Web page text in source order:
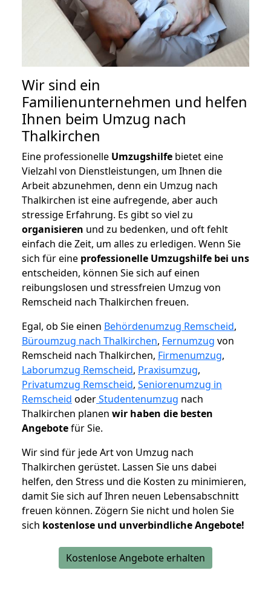
Wir sind ein
Familienunternehmen und helfen
Ihnen beim Umzug nach
Thalkirchen
Eine professionelle Umzugshilfe bietet eine
Vielzahl von Dienstleistungen, um Ihnen die
Arbeit abzunehmen, denn ein Umzug nach
Thalkirchen ist eine aufregende, aber auch
stressige Erfahrung. Es gibt so viel zu
organisieren und zu bedenken, und oft fehlt
einfach die Zeit, um alles zu erledigen. Wenn Sie
sich für eine professionelle Umzugshilfe bei uns
entscheiden, können Sie sich auf einen
reibungslosen und stressfreien Umzug von
Remscheid nach Thalkirchen freuen.
Egal, ob Sie einen Behördenumzug Remscheid,
Büroumzug nach Thalkirchen, Fernumzug von
Remscheid nach Thalkirchen, Firmenumzug,
Laborumzug Remscheid, Praxisumzug,
Privatumzug Remscheid, Seniorenumzug in
Remscheid oderStudentenumzug nach
Thalkirchen planen wir haben die besten
Angebotefür Sie.
Wir sind für jede Art von Umzug nach
Thalkirchen gerüstet. Lassen Sie uns dabei
helfen, den Stress und die Kosten zu minimieren,
damit Sie sich auf Ihren neuen Lebensabschnitt
freuen können. Zögern Sie nicht und holen Sie
sich kostenlose und unverbindliche Angebote!
Kostenlose Angebote erhalten